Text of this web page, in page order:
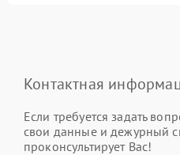
Контактная
Если требуется задать
свои данные и дежурный
проконсультирует Вас!